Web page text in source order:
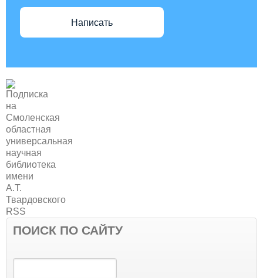
Написать
ПОИСК ПО САЙТУ
Поиск